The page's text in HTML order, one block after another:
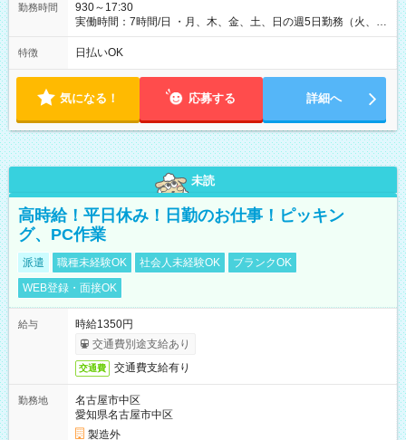
勤務時間
930～17:30
実働時間：7時間/日 ・月、木、金、土、日の週5日勤務（火、水
は固定休です／夏季、年末年始等、長期休暇有り！） ・ワンシ
フト！ 残業ほぼナシ（0～5h/月）
特徴 日払いOK
気になる！ 応募する 詳細へ
未読
高時給！平日休み！日勤のお仕事！ピッキン
グ、PC作業
派遣 職種未経験OK 社会人未経験OK
ブランクOK
WEB登録・面接OK
給与
時給1350円
交通費別途支給あり
交通費 交通費支給有り
勤務地
名古屋市中区
愛知県名古屋市中区
製造外